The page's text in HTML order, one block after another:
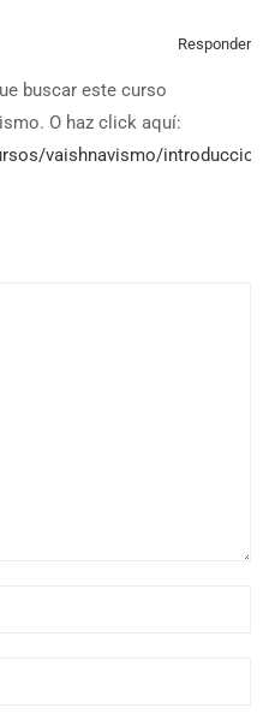
Responder
buscar este curso
O haz click aquí:
vaishnavismo/introduccion-